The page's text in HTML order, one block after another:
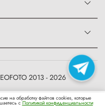
2013 - 2026
0
на обработку файлов cookies, которые
сПолитикой конфиденциальности